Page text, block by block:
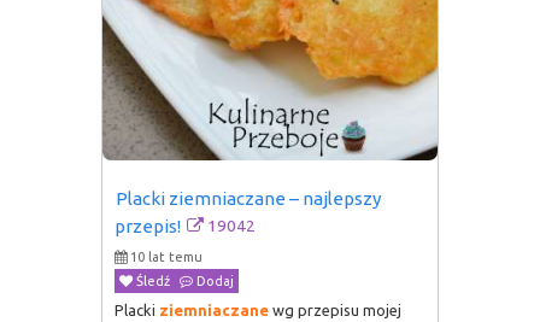
Placki ziemniaczane – najlepszy
przepis!
19042
10 lat temu
Śledź
Dodaj
Placki ziemniaczane wg przepisu mojej